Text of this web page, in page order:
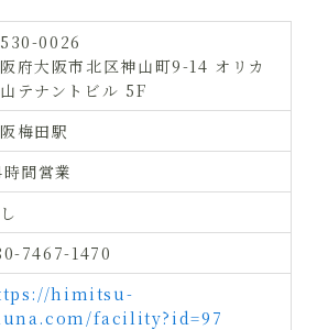
0026
府大阪市北区神山町9-14 オリカ
テナントビル 5F
梅田駅
間営業
7467-1470
himitsu-
facility?id=97